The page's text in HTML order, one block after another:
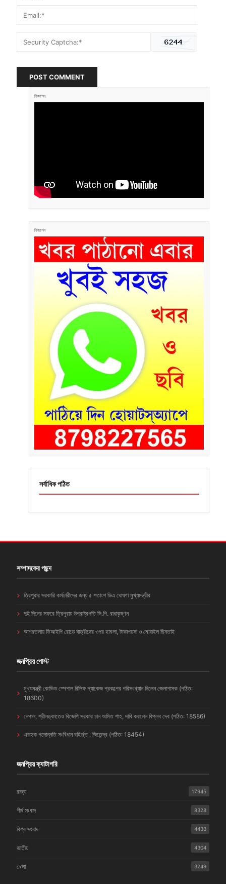
POST COMMENT
বিজ্ঞাপন
বিজ্ঞাপন
সর্বাধিক পঠিত
সম্পাদকের পছন্দ
ত্রিপুরার সরকারি কর্মচারীদের জন্য ৫ শতাংশ ডিএ ঘোষণা মুখ্যমন্ত্রীর
দুই দিনের সফরে ত্রিপুরায় উপরাষ্ট্রপতি সি.পি. রাধাকৃষ্ণন
আগরতলায় ভিআইপি রোডে যাত্রীদের ওপর হামলা, টাকাপয়সা ও মোবাইল ছিনতাই
জনপ্রিয় পোস্ট
মুখ্যমন্ত্রী কোভিড স্পেশাল রিলিফ প্যাকেজ প্রকল্পের পরিসংখ্যান দিলেন জেলাশাসক (পঠিত:
18600)
নেপাল, শ্রীলঙ্কাতেও বিজেপি সরকার চান অমিত শাহ, দাবি করলেন বিপ্লব দেব (পঠিত: 18586)
এডহক পদোন্নতি সংবিধান বহির্ভূত : জিতেন্দ্র (পঠিত: 18454)
জনপ্রিয় ক্যাটাগরি
রাজ্য 17945
শীর্ষ সংবাদ 8328
বিশ্ব সংবাদ 4433
জাতীয় 4304
খেলা 3249